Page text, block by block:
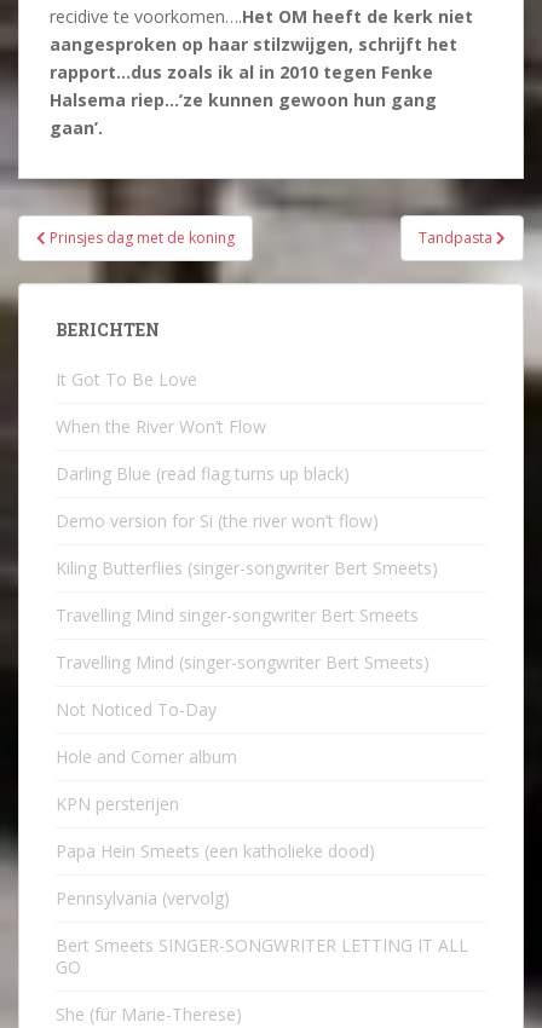
recidive te voorkomen….Het OM heeft de kerk niet
aangesproken op haar stilzwijgen, schrijft het
rapport…dus zoals ik al in 2010 tegen Fenke
Halsema riep…’ze kunnen gewoon hun gang
gaan’.
Bericht
navigatie
Prinsjes dag met de koning Tandpasta
BERICHTEN
It Got To Be Love
When the River Won’t Flow
Darling Blue (read flag turns up black)
Demo version for Si (the river won’t flow)
Kiling Butterflies (singer-songwriter Bert Smeets)
Travelling Mind singer-songwriter Bert Smeets
Travelling Mind (singer-songwriter Bert Smeets)
Not Noticed To-Day
Hole and Corner album
KPN persterijen
Papa Hein Smeets (een katholieke dood)
Pennsylvania (vervolg)
Bert Smeets SINGER-SONGWRITER LETTING IT ALL
GO
She (für Marie-Therese)